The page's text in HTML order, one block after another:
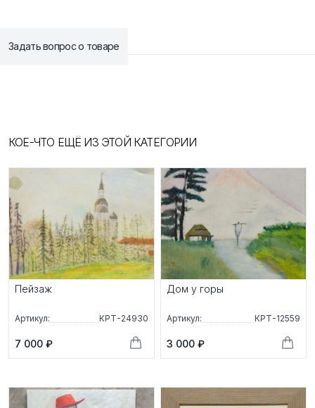
Задать вопрос о товаре
КОЕ-ЧТО ЕЩЁ ИЗ ЭТОЙ КАТЕГОРИИ
Пейзаж
Артикул: КРТ-24930
7 000 ₽
Дом у горы
Артикул: КРТ-12559
3 000 ₽